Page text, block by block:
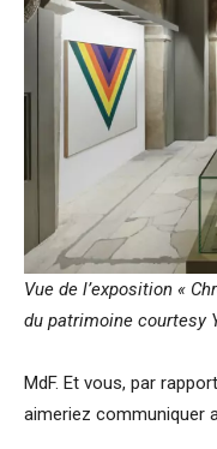
Vue de l’exposition «
du patrimoine courtesy
MdF. Et vous, par
aimeriez communiquer